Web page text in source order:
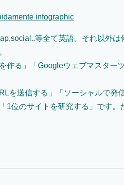
infographic
等全て英語。それ以外
作る」「Googleウェブマスター
を送信する」「ソーシャルで発
1位のサイトを研究する」です。